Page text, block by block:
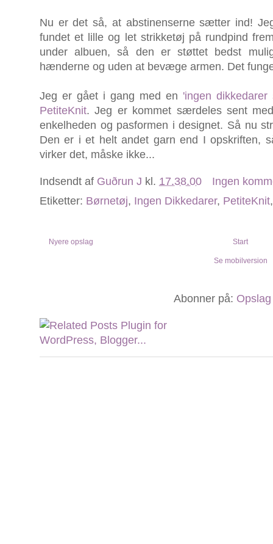
Nu er det så, at abstinenserne sætter ind!
fundet et lille og let strikketøj på rundpind
under albuen, så den er støttet bedst
hænderne og uden at bevæge armen. Det
Jeg er gået i gang med en 'ingen dikkedarer
PetiteKnit. Jeg er kommet særdeles sent
enkelheden og pasformen i designet. Så nu
Den er i et helt andet garn end I opskriften,
virker det, måske ikke...
Indsendt af Guðrun J kl. 17.38.00
Ingen
Etiketter: Børnetøj, Ingen Dikkedarer, PetiteKnit
Nyere opslag Start
Se mobilversion
Abonner på: